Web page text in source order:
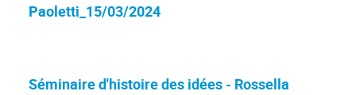
Paoletti_15/03/2024
Séminaire d'histoire des idées - Rossella